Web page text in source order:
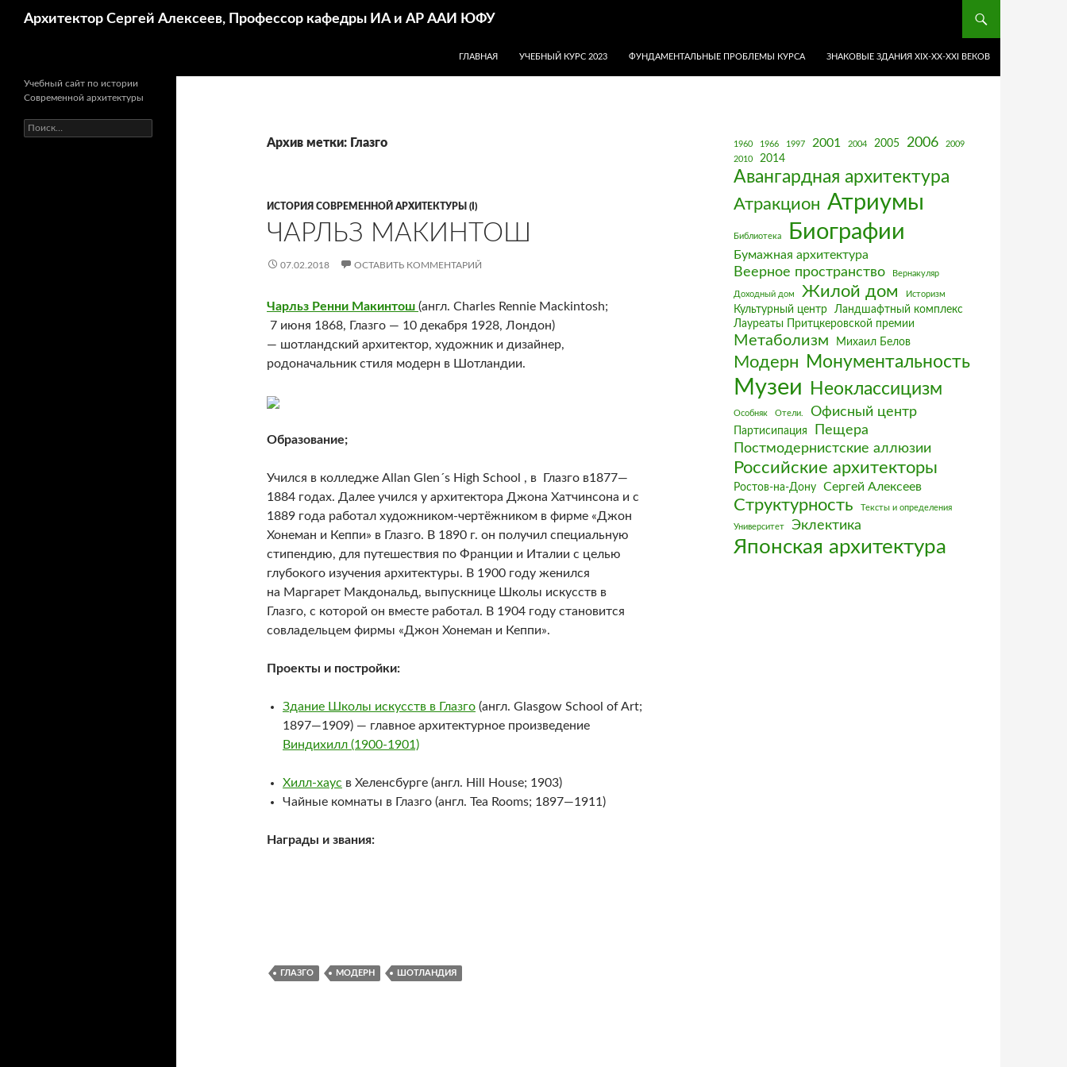
Архитектор Сергей Алексеев, Профессор кафедры ИА и АР ААИ ЮФУ
ГЛАВНАЯ
УЧЕБНЫЙ КУРС 2023 ФУНДАМЕНТАЛЬНЫЕ ПРОБЛЕМЫ КУРСА ЗНАКОВЫЕ ЗДАНИЯ XIX-ХХ-XXI ВЕКОВ
Архив метки: Глазго
ИСТОРИЯ СОВРЕМЕННОЙ АРХИТЕКТУРЫ (I)
ЧАРЛЬЗ МАКИНТОШ
07.02.2018 ОСТАВИТЬ КОММЕНТАРИЙ
Чарльз Ренни Макинтош (англ. Charles Rennie Mackintosh;
7 июня 1868, Глазго — 10 декабря 1928, Лондон)
— шотландский архитектор, художник и дизайнер,
родоначальник стиля модерн в Шотландии.
Образование;
Учился в колледже Allan Glen´s High School , в Глазго в1877—
1884 годах. Далее учился у архитектора Джона Хатчинсона и с
1889 года работал художником-чертёжником в фирме «Джон
Хонеман и Кеппи» в Глазго. В 1890 г. он получил специальную
стипендию, для путешествия по Франции и Италии с целью
глубокого изучения архитектуры. В 1900 году женился
на Маргарет Макдональд, выпускнице Школы искусств в
Глазго, с которой он вместе работал. В 1904 году становится
совладельцем фирмы «Джон Хонеман и Кеппи».
Проекты и постройки:
Здание Школы искусств в Глазго (англ. Glasgow School of Art;
1897—1909) — главное архитектурное произведение
Виндихилл (1900-1901)
Хилл-хаус в Хеленсбурге (англ. Hill House; 1903)
Чайные комнаты в Глазго (англ. Tea Rooms; 1897—1911)
Награды и звания:
ГЛАЗГО МОДЕРН ШОТЛАНДИЯ
1960 1966 1997 2001 2004 2005 2006
2009
2010
2014
Авангардная архитектура
Атракцион Атриумы
Библиотека Биографии
Бумажная архитектура
Веерное пространство Вернакуляр
Доходный дом Жилой дом Историзм
Культурный центр
Ландшафтный комплекс
Лауреаты Притцкеровской премии
Метаболизм Михаил Белов
Модерн Монументальность
Музеи Неоклассицизм
Особняк Отели. Офисный центр
Партисипация
Пещера
Постмодернистские аллюзии
Российские архитекторы
Ростов-на-Дону Сергей Алексеев
Структурность Тексты и определения
Университет Эклектика
Японская архитектура
Учебный сайт по истории
Современной архитектуры
Найти: